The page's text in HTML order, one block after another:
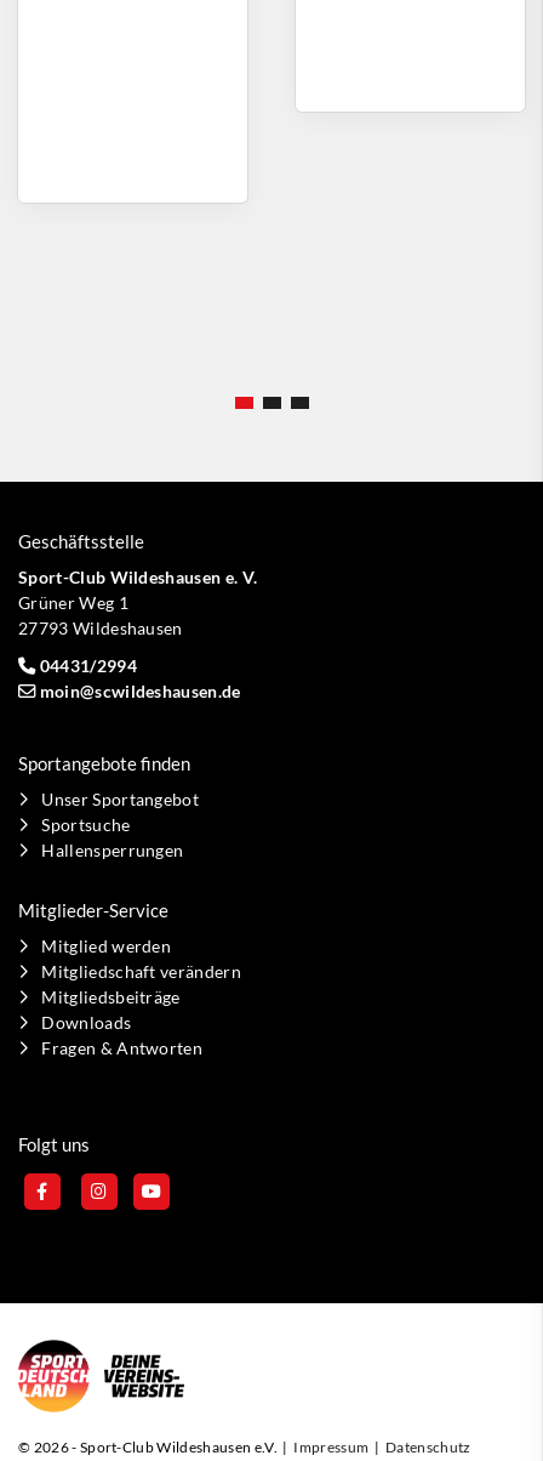
Geschäftsstelle
Sport-Club Wildeshausen e. V.
Grüner Weg 1
27793 Wildeshausen
04431/2994
moin@scwildeshausen.de
Sportangebote finden
Unser Sportangebot
Sportsuche
Hallensperrungen
Mitglieder-Service
Mitglied werden
Mitgliedschaft verändern
Mitgliedsbeiträge
Downloads
Fragen & Antworten
Folgt uns
© 2026 - Sport-Club Wildeshausen e.V. | Impressum | Datenschutz